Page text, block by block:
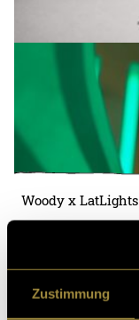
Zustimmung
Woody x LatLights